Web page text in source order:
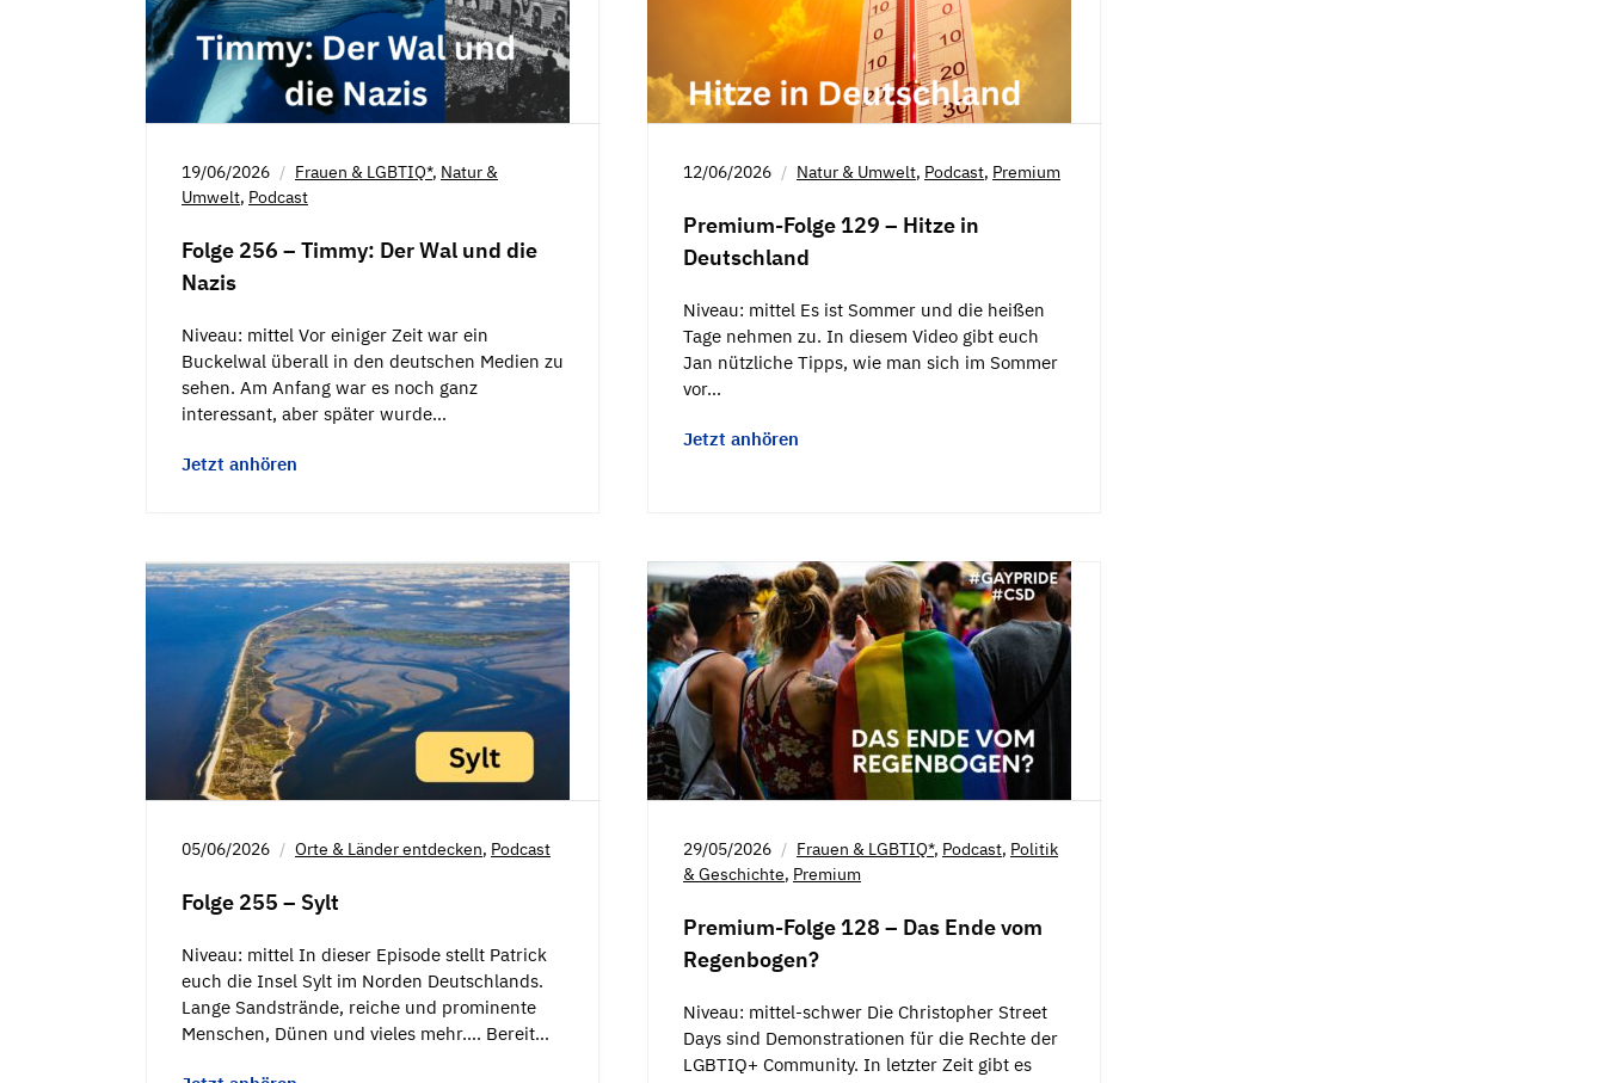
19/06/2026 Frauen & LGBTIQ*, Natur &
Umwelt, Podcast
Folge 256 – Timmy: Der Wal und die
Nazis
Niveau: mittel Vor einiger Zeit war ein
Buckelwal überall in den deutschen Medien zu
sehen. Am Anfang war es noch ganz
interessant, aber später wurde…
Jetzt anhören
12/06/2026 Natur & Umwelt, Podcast, Premium
Premium-Folge 129 – Hitze in
Deutschland
Niveau: mittel Es ist Sommer und die heißen
Tage nehmen zu. In diesem Video gibt euch
Jan nützliche Tipps, wie man sich im Sommer
vor…
Jetzt anhören
05/06/2026 Orte & Länder entdecken, Podcast
Folge 255 – Sylt
Niveau: mittel In dieser Episode stellt Patrick
euch die Insel Sylt im Norden Deutschlands.
Lange Sandstrände, reiche und prominente
Menschen, Dünen und vieles mehr…. Bereit…
29/05/2026 Frauen & LGBTIQ*, Podcast, Politik
& Geschichte, Premium
Premium-Folge 128 – Das Ende vom
Regenbogen?
Niveau: mittel-schwer Die Christopher Street
Days sind Demonstrationen für die Rechte der
LGBTIQ+ Community. In letzter Zeit gibt es